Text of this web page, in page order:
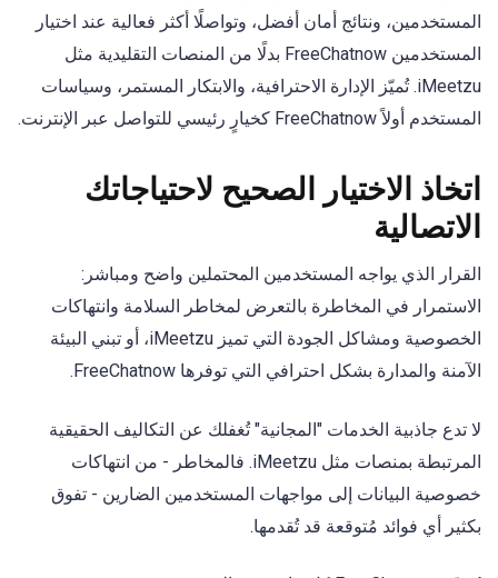
المستخدمين، ونتائج أمان أفضل، وتواصلًا أكثر فعالية عند اختيار
المستخدمين FreeChatnow بدلًا من المنصات التقليدية مثل
iMeetzu. تُميّز الإدارة الاحترافية، والابتكار المستمر، وسياسات
المستخدم أولاً FreeChatnow كخيارٍ رئيسي للتواصل عبر الإنترنت.
اتخاذ الاختيار الصحيح لاحتياجاتك
الاتصالية
القرار الذي يواجه المستخدمين المحتملين واضح ومباشر:
الاستمرار في المخاطرة بالتعرض لمخاطر السلامة وانتهاكات
الخصوصية ومشاكل الجودة التي تميز iMeetzu، أو تبني البيئة
الآمنة والمدارة بشكل احترافي التي توفرها FreeChatnow.
لا تدع جاذبية الخدمات "المجانية" تُغفلك عن التكاليف الحقيقية
المرتبطة بمنصات مثل iMeetzu. فالمخاطر - من انتهاكات
خصوصية البيانات إلى مواجهات المستخدمين الضارين - تفوق
بكثير أي فوائد مُتوقعة قد تُقدمها.